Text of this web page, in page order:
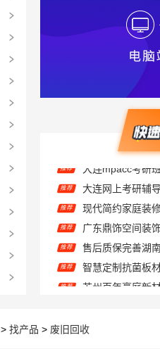
推荐
推荐
推荐
推荐
推荐
推荐
推荐
> 找产品 > 废旧回收